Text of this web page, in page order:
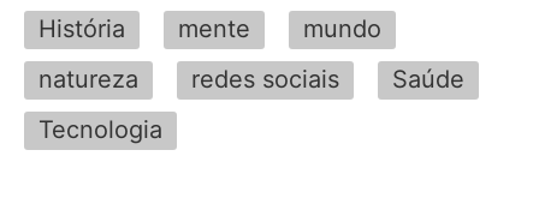
História
mente
mundo
natureza
redes sociais
Saúde
Tecnologia